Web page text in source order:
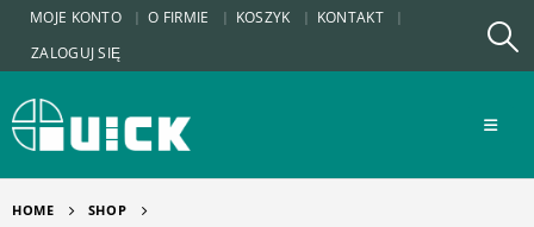
MOJE KONTO O FIRMIE KOSZYK
KONTAKT
ZALOGUJ SIĘ
HOME
SHOP